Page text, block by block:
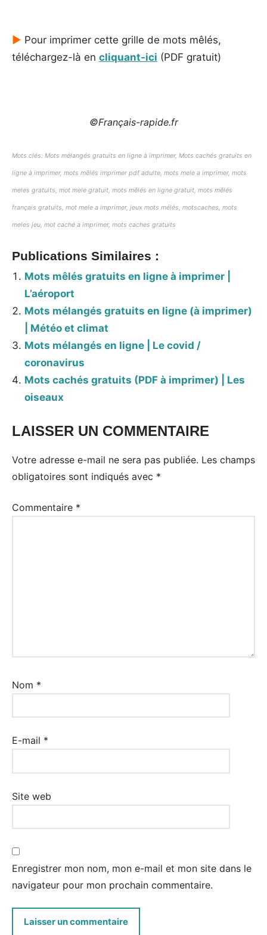
► Pour imprimer cette grille de mots mêlés,
téléchargez-là en cliquant-ici (PDF gratuit)
©Français-rapide.fr
Mots clés: Mots mélangés gratuits en ligne à imprimer, Mots cachés gratuits en
ligne à imprimer, mots mêlés imprimer pdf adulte, mots mele a imprimer, mots
meles gratuits, mot mele gratuit, mots mêlés en ligne gratuit, mots mêlés
français gratuits, mot mele a imprimer, jeux mots mélés, motscaches, mots
meles jeu, mot caché a imprimer, mots caches gratuits
Publications Similaires :
Mots mêlés gratuits en ligne à imprimer |
L’aéroport
Mots mélangés gratuits en ligne (à imprimer)
| Météo et climat
Mots mélangés en ligne | Le covid /
coronavirus
Mots cachés gratuits (PDF à imprimer) | Les
oiseaux
LAISSER UN COMMENTAIRE
Votre adresse e-mail ne sera pas publiée. Les champs
obligatoires sont indiqués avec *
Commentaire *
Nom *
E-mail *
Site web
Enregistrer mon nom, mon e-mail et mon site dans le
navigateur pour mon prochain commentaire.